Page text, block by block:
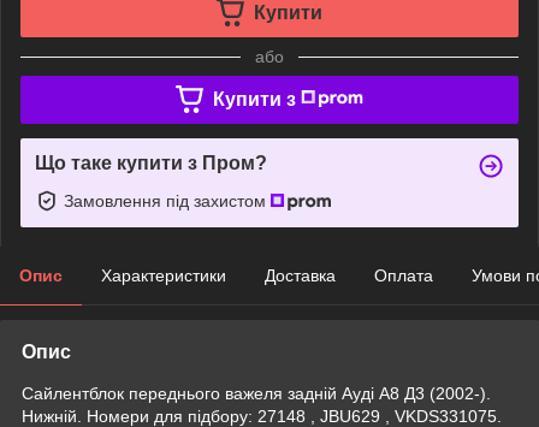
Купити
або
Купити з
Що таке купити з Пром?
Замовлення під захистом
Опис Характеристики Доставка Оплата Умови
Опис
Сайлентблок переднього важеля задній Ауді А8 Д3 (2002-).
Нижній. Номери для підбору: 27148 , JBU629 , VKDS331075.